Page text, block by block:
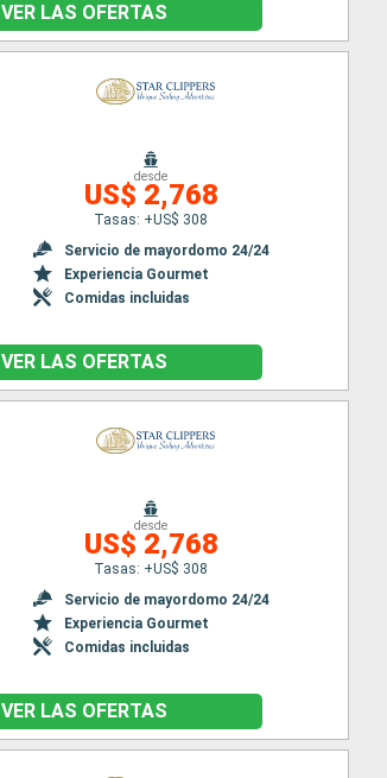
VER LAS OFERTAS
desde
US$ 2,768
Tasas: +US$ 308
Servicio de mayordomo 24/24
Experiencia Gourmet
Comidas incluidas
VER LAS OFERTAS
desde
US$ 2,768
Tasas: +US$ 308
Servicio de mayordomo 24/24
Experiencia Gourmet
Comidas incluidas
VER LAS OFERTAS